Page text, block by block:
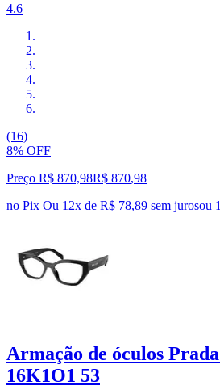
4.6
(16)
8% OFF
Preço R$ 870,98R$ 870,98
no Pix Ou 12x de R$ 78,89 sem jurosou
Armação de óculos
16K1O1 53